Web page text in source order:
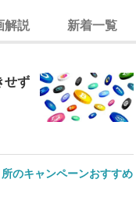
解説 新着一覧
せず
のキャンペーンおすすめ